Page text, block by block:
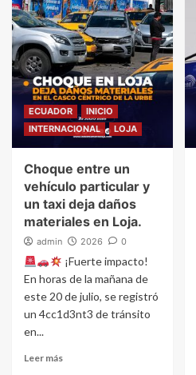
ECUADOR
INICIO
INTERNACIONAL
LOJA
Choque entre un
vehículo particular y
un taxi deja daños
materiales en Loja.
admin 2026 0
¡Fuerte impacto!
En horas de la mañana de
este 20 de julio, se registró
un 4cc1d3nt3 de tránsito
en...
Leer más